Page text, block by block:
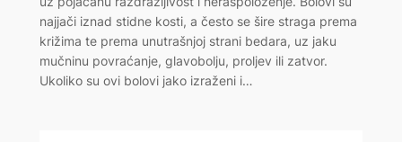
najjači iznad stidne kosti, a često se šire straga prema
križima te prema unutrašnjoj strani bedara, uz jaku
mučninu povraćanje, glavobolju, proljev ili zatvor.
Ukoliko su ovi bolovi jako izraženi i…